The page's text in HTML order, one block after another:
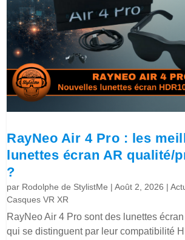
RayNeo Air 4 Pro : les
lunettes écran AR qualité/
?
par Rodolphe de StylistMe |Août 2, 2026 |
Casques VR XR
RayNeo Air 4 Pro sont des lunettes
qui se distinguent par leur compatibilité